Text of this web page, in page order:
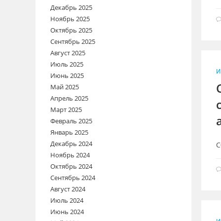
Декабрь 2025
Ноябрь 2025
Октябрь 2025
Сентябрь 2025
Август 2025
Июль 2025
Июнь 2025
Май 2025
Апрель 2025
Март 2025
Февраль 2025
Январь 2025
Декабрь 2024
Ноябрь 2024
Октябрь 2024
Сентябрь 2024
Август 2024
Июль 2024
Июнь 2024